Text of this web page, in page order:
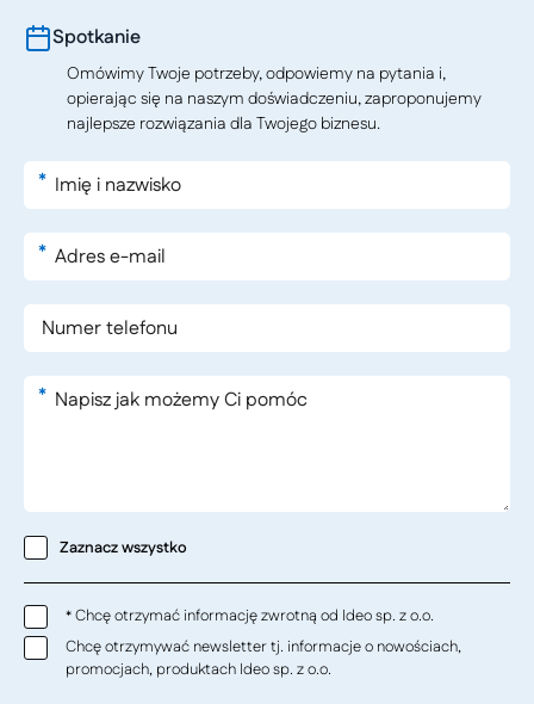
Spotkanie
Omówimy Twoje potrzeby, odpowiemy na pytania i,
opierając się na naszym doświadczeniu, zaproponujemy
najlepsze rozwiązania dla Twojego biznesu.
*
*
*
Zaznacz wszystko
*Chcę otrzymać informację zwrotną od Ideo sp. z o.o.
Chcę otrzymywać newsletter tj. informacje o nowościach,
promocjach, produktach Ideo sp. z o.o.